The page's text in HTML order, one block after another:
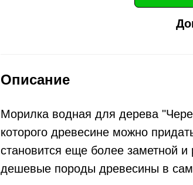
Описание
Морилка водная для дерева
которого древесине можно
становится еще более заметной
дешевые породы древесины в